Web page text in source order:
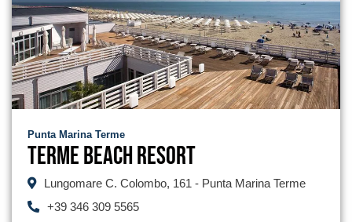
Punta Marina Terme
Terme Beach Resort
Lungomare C. Colombo, 161 - Punta Marina Terme
+39 346 309 5565